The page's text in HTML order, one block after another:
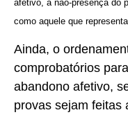
afetivo, a não-presença do
como aquele que
Ainda, o
comprobatórios
abandono afetivo,
provas sejam feitas